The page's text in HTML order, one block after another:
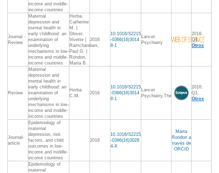
income and middle-
income countries
Journal -
Review
Maternal
depression and
mental health in
early childhood: an
examination of
underlying
mechanisms in low-
income and middle-
income countries
Herba,
Catherine
M. |
Glover,
Vivette |
Ramchandani,
Paul G. |
Rondon,
Marta B.
2016
10.1016/S2215
-0366(16)3014
8-1
Lancet
Psychiatry
2016:
Q1,
Otros
Review
Maternal
depression and
mental health in
early childhood: an
examination of
underlying
mechanisms in low-
income and middle-
income countries
Herba
C.M.
2016
10.1016/S2215
-0366(16)3014
8-1
Lancet
Psychiatry,The
2016:
Q1,
Otros
Journal-
article
Epidemiology of
maternal
depression, risk
factors, and child
outcomes in low-
income and middle-
income countries
2016
10.1016/S2215
-0366(16)3028
4-X
Marta
Rondon a
través de
ORCID
Epidemiology of
maternal